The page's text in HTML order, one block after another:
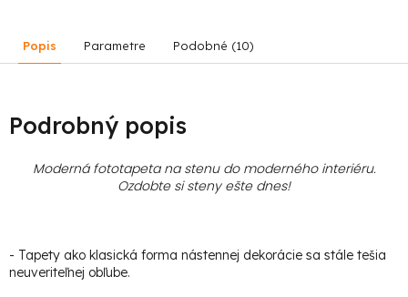
Popis Parametre Podobné (10)
Podrobný popis
Moderná fototapeta na stenu do moderného interiéru.
Ozdobte si steny ešte dnes!
- Tapety ako klasická forma nástennej dekorácie sa stále tešia
neuveriteľnej obľube.